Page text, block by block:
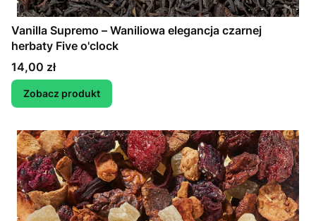
Vanilla Supremo – Waniliowa elegancja czarnej
herbaty Five o'clock
Cena
14,00 zł
Zobacz produkt